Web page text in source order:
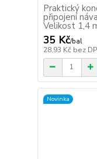
Praktický
připojení
Velikost 1,4
35 Kč/bal
28,93 Kč bez
Novinka